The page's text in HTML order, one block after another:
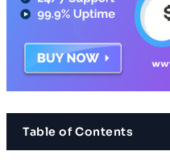
Table of Contents